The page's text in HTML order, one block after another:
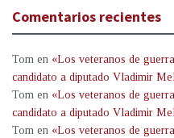
Comentarios recientes
Tom en «Los veteranos de
candidato a diputado Vladimir
Tom en «Los veteranos de
candidato a diputado Vladimir
Tom en «Los veteranos de